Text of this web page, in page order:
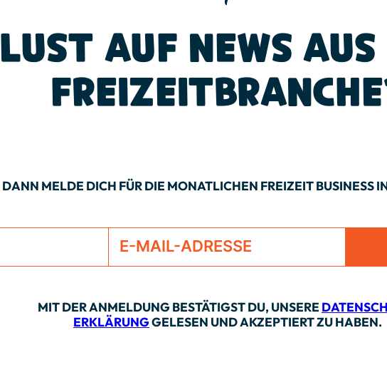
LUST AUF NEWS AUS
DANN MELDE DICH FÜR DIE MONATLICHEN FREIZEIT BUSINESS
MIT DER ANMELDUNG BESTÄTIGST DU, UNSERE
ERKLÄRUNGGELESEN UND AKZEPTIERT ZU HABEN.